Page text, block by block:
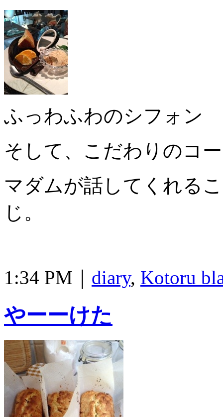
ふっわふわのシフォン
そして、こだわりのコ
マダムが話してくれる
じ。
1:34 PM｜ diary, Kotoru
やーーけた